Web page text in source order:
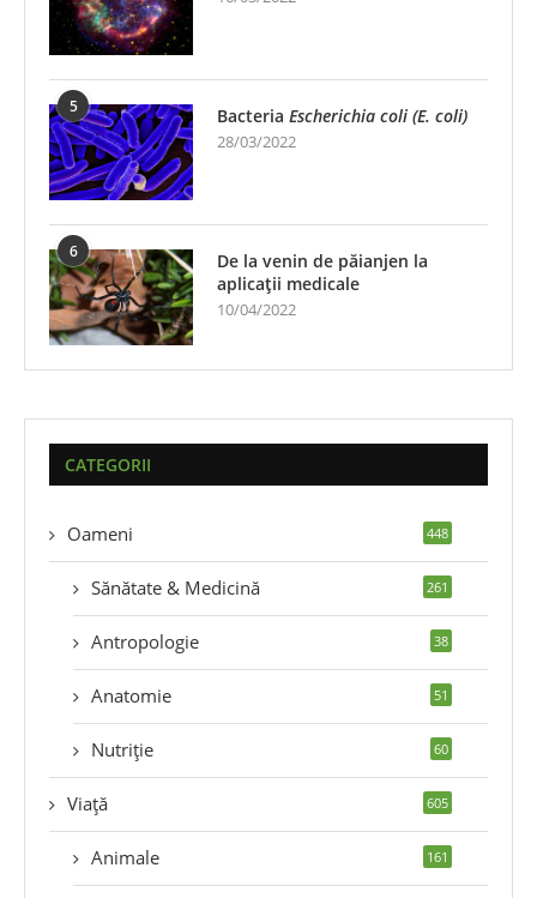
5 Bacteria Escherichia coli (E. coli)
28/03/2022
6
De la venin de păianjen la
aplicații medicale
10/04/2022
CATEGORII
Oameni 448
Sănătate & Medicină 261
Antropologie 38
Anatomie 51
Nutriție 60
Viață 605
Animale 161